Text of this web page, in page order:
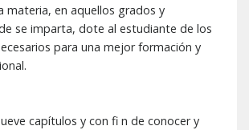
materia, en aquellos grados y
se imparta, dote al estudiante de los
para una mejor formación y
capítulos y con fi n de conocer y